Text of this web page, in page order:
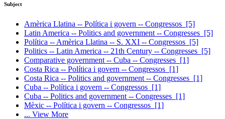
Subject
Amèrica Llatina -- Política i govern -- Congressos [5]
Latin America -- Politics and government -- Congresses [5]
Política -- Amèrica Llatina -- S. XXI -- Congressos [5]
Politics -- Latin America -- 21th Century -- Congresses [5]
Comparative government -- Cuba -- Congresses [1]
Costa Rica -- Política i govern -- Congressos [1]
Costa Rica -- Politics and government -- Congresses [1]
Cuba -- Política i govern -- Congressos [1]
Cuba -- Politics and government -- Congresses [1]
Mèxic -- Política i govern -- Congressos [1]
... View More